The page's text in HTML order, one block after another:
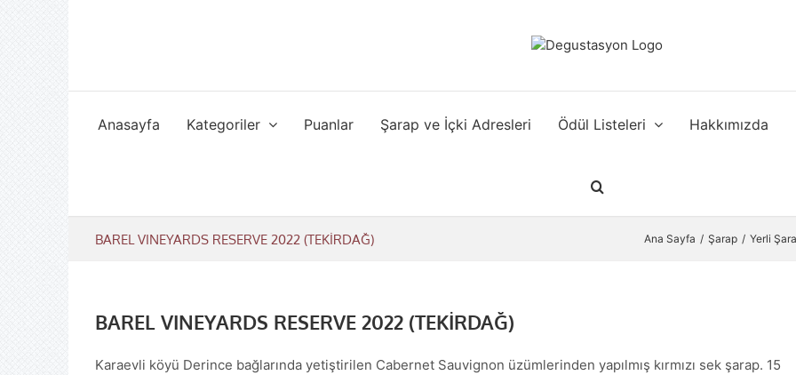
Anasayfa Kategoriler Puanlar Şarap ve İçki Adresleri Ödül Listeleri Hakkımızda
BAREL VINEYARDS RESERVE 2022 (TEKİRDAĞ) Ana Sayfa Şarap Yerli
BAREL VINEYARDS RESERVE 2022 (TEKİRDAĞ)
Karaevli köyü Derince bağlarında yetiştirilen Cabernet Sauvignon üzümlerinden yapılmış kırmızı sek şarap. 15